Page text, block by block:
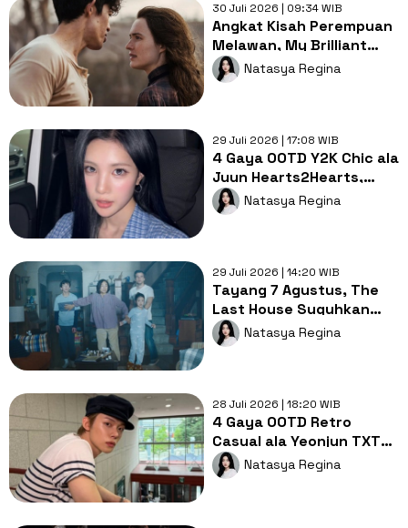
30 Juli 2026 | 09:34 WIB
Angkat Kisah Perempuan
Melawan, My Brilliant
Career Bakal Tayang 13
Agustus
Natasya Regina
29 Juli 2026 | 17:08 WIB
4 Gaya OOTD Y2K Chic ala
Juun Hearts2Hearts,
Manis tapi Tetap Edgy!
Natasya Regina
29 Juli 2026 | 14:20 WIB
Tayang 7 Agustus, The
Last House Suguhkan
Thriller Survival Penuh
Misteri
Natasya Regina
28 Juli 2026 | 18:20 WIB
4 Gaya OOTD Retro
Casual ala Yeonjun TXT
yang Bikin Look Makin
Berkarakter!
Natasya Regina